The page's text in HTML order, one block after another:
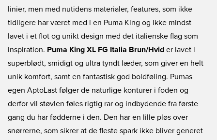
linier, men med nutidens materialer, features, som ikke
tidligere har været med i en Puma King og ikke mindst
lavet i et flot og unikt design med det italienske flag som
inspiration. Puma King XL FG Italia Brun/Hvid er lavet i
superblødt, smidigt og ultra tyndt læder, som giver en helt
unik komfort, samt en fantastisk god boldføling. Pumas
egen AptoLast følger de naturlige konturer i foden og
derfor vil støvlen føles rigtig rar og indbydende fra første
gang du har fødderne i den. Den har en lille pløs over
snørrerne, som sikrer at de fleste spark ikke bliver generet